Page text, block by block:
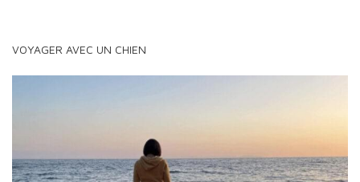
VOYAGER AVEC UN CHIEN